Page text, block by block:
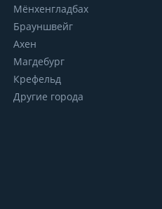
Мёнхенгладбах
Брауншвейг
Ахен
Магдебург
Крефельд
Другие города